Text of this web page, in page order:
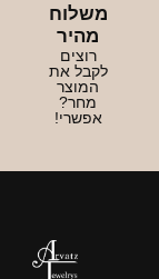
משלוח
מהיר
רוצים
לקבל את
המוצר
מחר?
אפשרי!